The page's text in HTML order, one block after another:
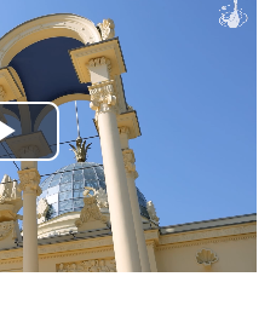
Play
Video